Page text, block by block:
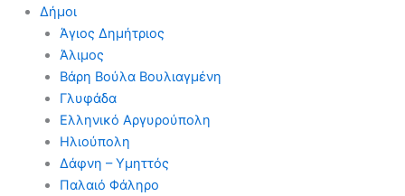
Δήμοι
Άγιος Δημήτριος
Άλιμος
Βάρη Βούλα Βουλιαγμένη
Γλυφάδα
Ελληνικό Αργυρούπολη
Ηλιούπολη
Δάφνη – Υμηττός
Παλαιό Φάληρο